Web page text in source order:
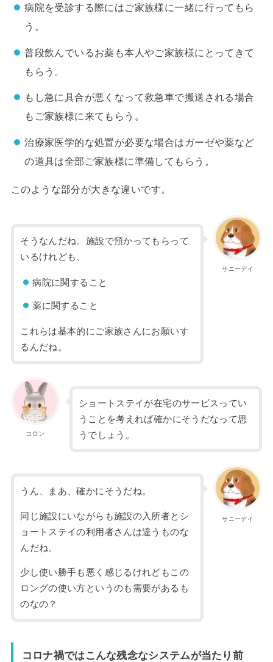
病院を受診する際にはご家族様に一緒に行ってもら
う。
普段飲んでいるお薬も本人やご家族様にとってきて
もらう。
もし急に具合が悪くなって救急車で搬送される場合
もご家族様に来てもらう。
治療家医学的な処置が必要な場合はガーゼや薬など
の道具は全部ご家族様に準備してもらう。
このような部分が大きな違いです。
サニーデイ
そうなんだね。施設で預かってもらって
いるけれども、
病院に関すること
薬に関すること
これらは基本的にご家族さんにお願いす
るんだね。
コロン
ショートステイが在宅のサービスってい
うことを考えれば確かにそうだなって思
うでしょう。
サニーデイ
うん、まあ、確かにそうだね。
同じ施設にいながらも施設の入所者とシ
ョートステイの利用者さんは違うものな
んだね。
少し使い勝手も悪く感じるけれどもこの
ロングの使い方というのも需要があるも
のなの？
コロナ禍ではこんな残念なシステムが当たり前